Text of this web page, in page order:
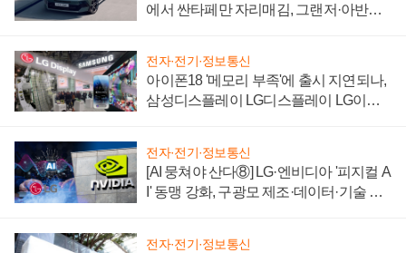
에서 싼타페만 자리매김, 그랜저·아반떼
전자·전기·정보통신
아이폰18 '메모리 부족'에 출시 지연되나,
삼성디스플레이 LG디스플레이 LG이노
전자·전기·정보통신
[AI 뭉쳐야 산다⑧] LG·엔비디아 '피지컬 A
I' 동맹 강화, 구광모 제조·데이터·기술 결
전자·전기·정보통신